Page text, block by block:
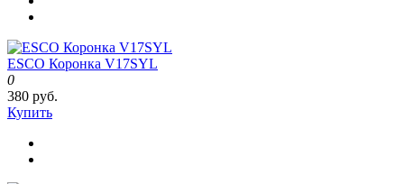
ESCO Коронка V17SYL
0
380 руб.
Купить